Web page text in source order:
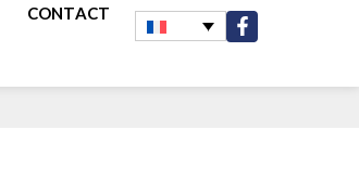
CONTACT